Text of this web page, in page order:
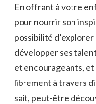
En offrant​ à votre
pour nourrir ​son
possibilité​
⁤développer ses
⁢et‍ encourageants,
librement à‍ travers
sait,‍ peut-être